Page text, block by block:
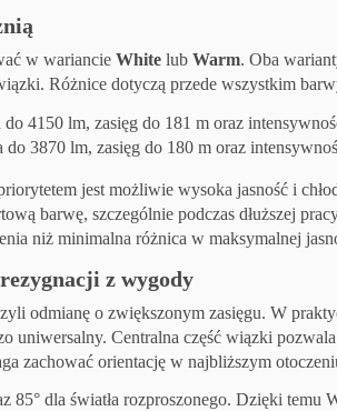
w wariancie White lub Warm. Oba
Różnice dotyczą przede wszystkim
4150 lm, zasięg do 181 m oraz
do 3870 lm, zasięg do 180 m oraz
jest możliwie wysoka jasność i
barwę, szczególnie podczas dłuższej
niż minimalna różnica w maksymalnej
z wygody
odmianę o zwiększonym zasięgu. W
uniwersalny. Centralna część wiązki
zachować orientację w najbliższym
85° dla światła rozproszonego. Dzięki